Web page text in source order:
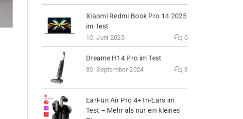
Xiaomi Redmi Book Pro 14 2025
im Test
10. Juni 2025 0
Dreame H14 Pro im Test
30. September 2024 3
EarFun Air Pro 4+ In-Ears im
Test – Mehr als nur ein kleines